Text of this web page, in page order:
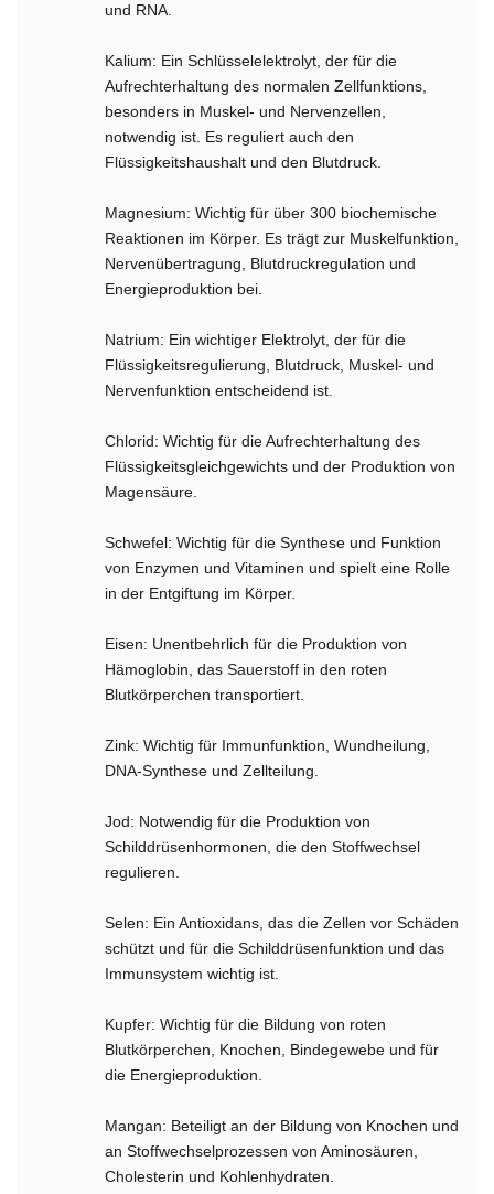
und RNA.
Kalium: Ein Schlüsselelektrolyt, der für die
Aufrechterhaltung des normalen Zellfunktions,
besonders in Muskel- und Nervenzellen,
notwendig ist. Es reguliert auch den
Flüssigkeitshaushalt und den Blutdruck.
Magnesium: Wichtig für über 300 biochemische
Reaktionen im Körper. Es trägt zur Muskelfunktion,
Nervenübertragung, Blutdruckregulation und
Energieproduktion bei.
Natrium: Ein wichtiger Elektrolyt, der für die
Flüssigkeitsregulierung, Blutdruck, Muskel- und
Nervenfunktion entscheidend ist.
Chlorid: Wichtig für die Aufrechterhaltung des
Flüssigkeitsgleichgewichts und der Produktion von
Magensäure.
Schwefel: Wichtig für die Synthese und Funktion
von Enzymen und Vitaminen und spielt eine Rolle
in der Entgiftung im Körper.
Eisen: Unentbehrlich für die Produktion von
Hämoglobin, das Sauerstoff in den roten
Blutkörperchen transportiert.
Zink: Wichtig für Immunfunktion, Wundheilung,
DNA-Synthese und Zellteilung.
Jod: Notwendig für die Produktion von
Schilddrüsenhormonen, die den Stoffwechsel
regulieren.
Selen: Ein Antioxidans, das die Zellen vor Schäden
schützt und für die Schilddrüsenfunktion und das
Immunsystem wichtig ist.
Kupfer: Wichtig für die Bildung von roten
Blutkörperchen, Knochen, Bindegewebe und für
die Energieproduktion.
Mangan: Beteiligt an der Bildung von Knochen und
an Stoffwechselprozessen von Aminosäuren,
Cholesterin und Kohlenhydraten.